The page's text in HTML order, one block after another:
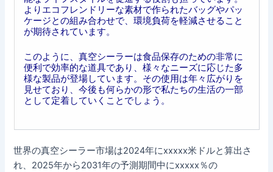
よりエコフレンドリーな素材で作られたバッグやパッ
ケージとの組み合わせで、環境負荷を軽減させること
が期待されています。
このように、真空シーラーは食品保存のための非常に
便利で効率的な道具であり、様々なニーズに応じた多
様な製品が登場しています。その使用は年々広がりを
見せており、今後も何らかの形で私たちの生活の一部
として定着していくことでしょう。
世界の真空シーラー市場は2024年にxxxxx米ドルと算出さ
れ、2025年から2031年の予測期間中にxxxxx％の